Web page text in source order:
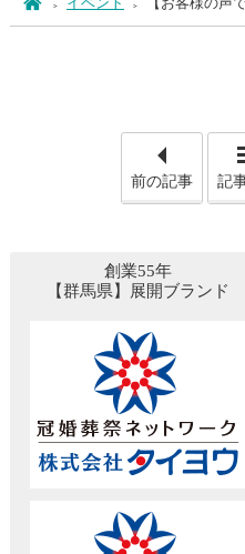
ホームイベント 【お客様の声
前の記事 記
創業55年
【群馬県】展開ブランド